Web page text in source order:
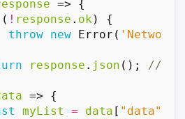
=>
{
( ! response . ok)
{
throw new Error ( 'Network
response . json ();
=>
{
myList = data [ "data"